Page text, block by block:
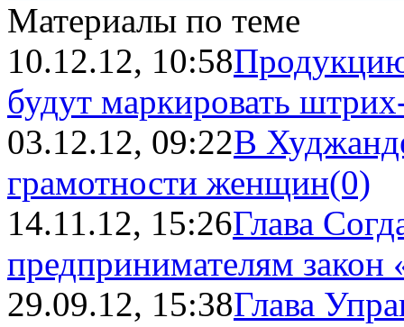
Материалы по теме
10.12.12, 10:58
будут маркировать
03.12.12, 09:22В
грамотности женщин(0)
14.11.12, 15:26Глава
предпринимателям
29.09.12, 15:38Глава